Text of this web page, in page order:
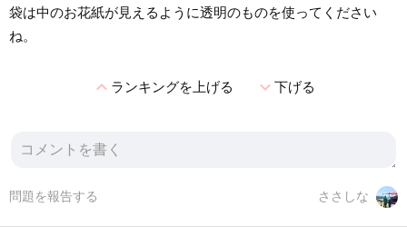
袋は中のお花紙が見えるように透明のものを使ってください
ね。
expand_lessランキングを上げる expand_more下げる
ささしな
問題を報告する